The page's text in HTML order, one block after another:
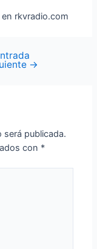
rkvradio.com
→
publicada.
con *